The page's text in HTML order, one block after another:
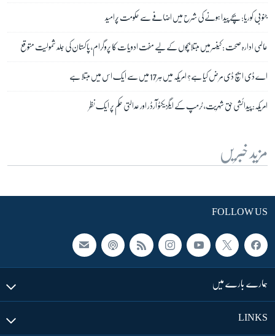
جنوبی کوریا: بچے پیدا ہونے کی شرح میں اضافے سے حکومت پُرامید
عالمی ادارہ صحت : کینسر میں مبتلابچوں کے لیے مفت ادویات کا پروگرام، پاکستان کی جلد شمولیت متوقع
اے ڈی ایچ ڈی مرض کیا ہے؟ امریکہ میں ہر 17 میں سے ایک اس میں مبتلا ہے
امریکہ: پیدائشی حق شہریت، ٹرمپ کے ایگزیکٹو آرڈر اور عدالتی حکم پر ایک نظر
مزید خبریں
FOLLOW US
ہمارے بارے میں
LINKS